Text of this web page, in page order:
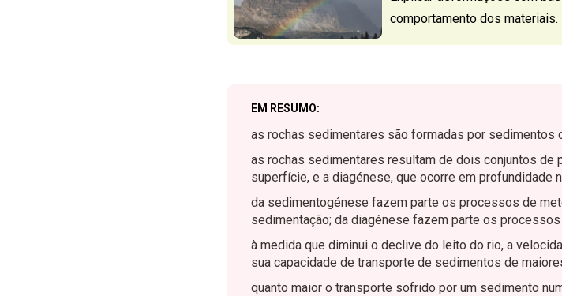
comportamento dos materiais.
EM RESUMO:
as rochas sedimentares são formadas por sedimentos
as rochas sedimentares resultam de dois conjuntos
superfície, e a diagénese, que ocorre em profundidade
da sedimentogénese fazem parte os processos de
sedimentação; da diagénese fazem parte os
à medida que diminui o declive do leito do rio, a
sua capacidade de transporte de sedimentos de
quanto maior o transporte sofrido por um sedimento